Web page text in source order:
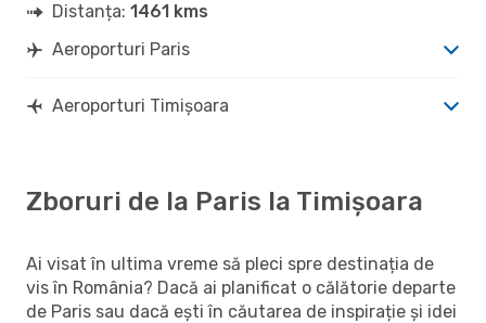
Distanța: 1461 kms
Aeroporturi Paris
Aeroporturi Timișoara
Zboruri de la Paris la Timișoara
Ai visat în ultima vreme să pleci spre destinația de
vis în România? Dacă ai planificat o călătorie departe
de Paris sau dacă ești în căutarea de inspirație și idei